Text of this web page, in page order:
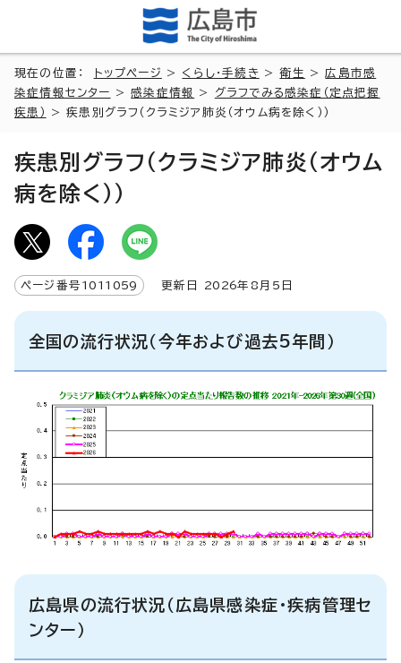
現在の位置： トップページ > くらし・手続き >衛生 >広島市感
染症情報センター
>感染症情報 > グラフでみる感染症（定点把握
疾患）
> 疾患別グラフ（クラミジア肺炎（オウム病を除く））
疾患別グラフ（クラミジア肺炎（オウム
病を除く））
ページ番号 1011059 更新日 2026年8月5日
全国の流行状況（今年および過去5年間）
広島県の流行状況（広島県感染症・疾病管理セ
ンター）